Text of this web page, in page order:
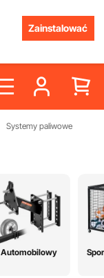
Zainstalować
Systemy paliwowe
Automobilowy